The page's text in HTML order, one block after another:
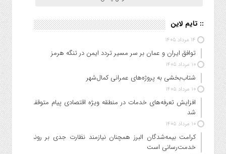
:: تایم لاین
۱۴ مرداد ۱۴۰۵
توافق ایران و عمان بر سر مسیر تردد ایمن در تنگه هرمز
۱۰ مرداد ۱۴۰۵
شتاب‌بخشی به پروژه‌های عمرانی کمال‌شهر
۱۰ مرداد ۱۴۰۵
افزایش تعرفه‌های خدمات در منطقه ویژه اقتصادی پیام متوقف
شد
۱۰ مرداد ۱۴۰۵
کرامت بیمه‌شدگان البرز همچنان نیازمند نظارت جدی بر روند
خدمت‌رسانی است